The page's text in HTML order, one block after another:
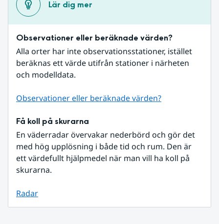
Lär dig mer
Observationer eller beräknade värden?
Alla orter har inte observationsstationer, istället
beräknas ett värde utifrån stationer i närheten
och modelldata.
Observationer eller beräknade värden?
Få koll på skurarna
En väderradar övervakar nederbörd och gör det
med hög upplösning i både tid och rum. Den är
ett värdefullt hjälpmedel när man vill ha koll på
skurarna.
Radar